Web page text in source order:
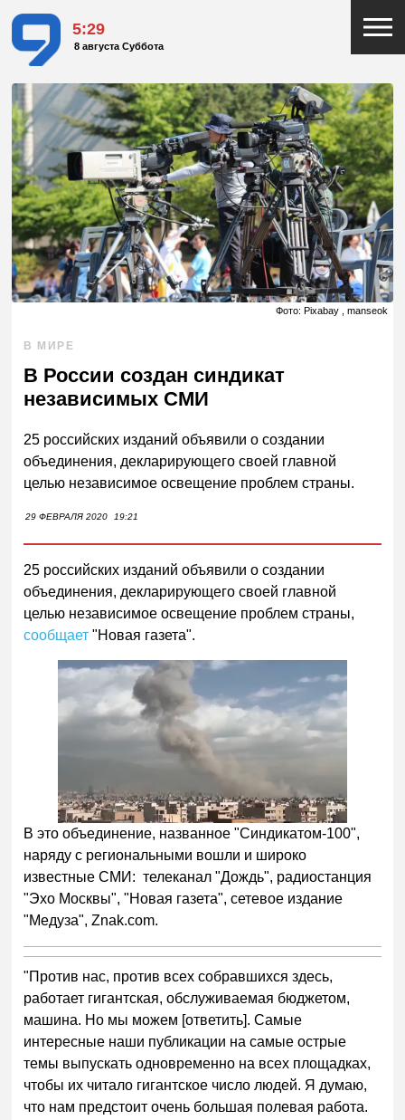
5:29
8 августа Суббота
Фото: Pixabay , manseok
В МИРЕ
В России создан синдикат
независимых СМИ
25 российских изданий объявили о создании
объединения, декларирующего своей главной
целью независимое освещение проблем страны.
29 ФЕВРАЛЯ 2020 19:21
25 российских изданий объявили о создании
объединения, декларирующего своей главной
целью независимое освещение проблем страны,
сообщает "Новая газета".
В это объединение, названное "Синдикатом-100",
наряду с региональными вошли и широко
известные СМИ: телеканал "Дождь", радиостанция
"Эхо Москвы", "Новая газета", сетевое издание
"Медуза", Znak.com.
"Против нас, против всех собравшихся здесь,
работает гигантская, обслуживаемая бюджетом,
машина. Но мы можем [ответить]. Самые
интересные наши публикации на самые острые
темы выпускать одновременно на всех площадках,
чтобы их читало гигантское число людей. Я думаю,
что нам предстоит очень большая полевая работа.